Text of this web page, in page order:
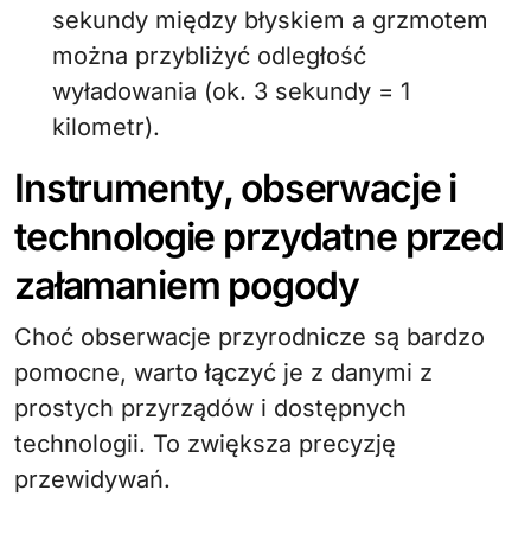
sekundy między błyskiem a grzmotem
można przybliżyć odległość
wyładowania (ok. 3 sekundy = 1
kilometr).
Instrumenty, obserwacje i
technologie przydatne przed
załamaniem pogody
Choć obserwacje przyrodnicze są bardzo
pomocne, warto łączyć je z danymi z
prostych przyrządów i dostępnych
technologii. To zwiększa precyzję
przewidywań.